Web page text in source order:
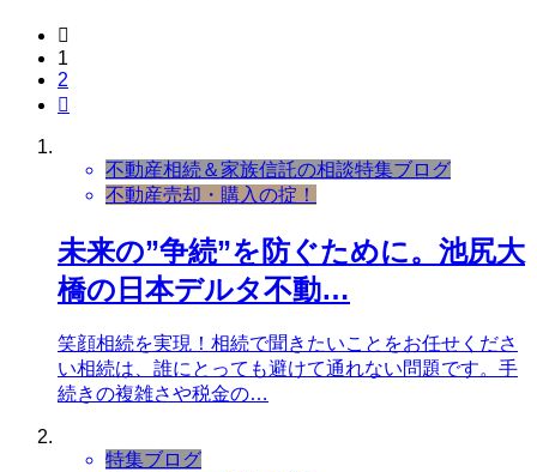

1
2

不動産相続＆家族信託の相談特集ブログ
不動産売却・購入の掟！
未来の”争続”を防ぐために。池尻大
橋の日本デルタ不動…
笑顔相続を実現！相続で聞きたいことをお任せくださ
い相続は、誰にとっても避けて通れない問題です。手
続きの複雑さや税金の…
特集ブログ